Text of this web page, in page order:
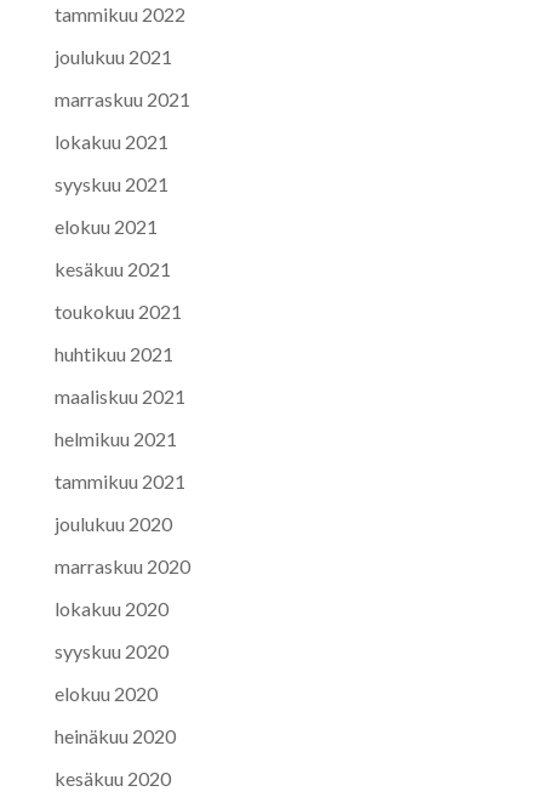
tammikuu 2022
joulukuu 2021
marraskuu 2021
lokakuu 2021
syyskuu 2021
elokuu 2021
kesäkuu 2021
toukokuu 2021
huhtikuu 2021
maaliskuu 2021
helmikuu 2021
tammikuu 2021
joulukuu 2020
marraskuu 2020
lokakuu 2020
syyskuu 2020
elokuu 2020
heinäkuu 2020
kesäkuu 2020